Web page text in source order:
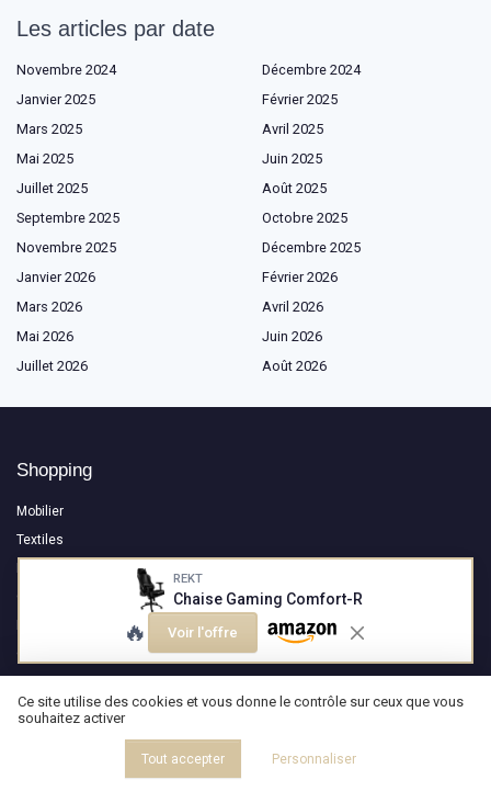
REKT
Chaise Gaming Comfort-R
🔥 Voir l'offre
Les articles par date
Novembre 2024
Décembre 2024
Janvier 2025
Février 2025
Mars 2025
Avril 2025
Mai 2025
Juin 2025
Juillet 2025
Août 2025
Septembre 2025
Octobre 2025
Novembre 2025
Décembre 2025
Janvier 2026
Février 2026
Mars 2026
Avril 2026
Mai 2026
Juin 2026
Juillet 2026
Août 2026
Shopping
Mobilier
Textiles
Éclairage
Cuisine
Bien-être et Salle de Bain
Outdoor
Les plus lus
Interview de Thomas Durantel : Créer des sculptures lumineuses pour
transformer la perception de l’espace
Ce site utilise des cookies et vous donne le contrôle sur ceux que vous
souhaitez activer
Tout accepter Personnaliser